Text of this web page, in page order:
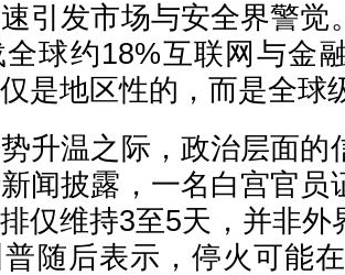
引发市场与安全界警觉
球约18%互联网与金
是地区性的，而是全球
升温之际，政治层面的
闻披露，一名白宫官员
仅维持3至5天，并非外
随后表示，停火可能